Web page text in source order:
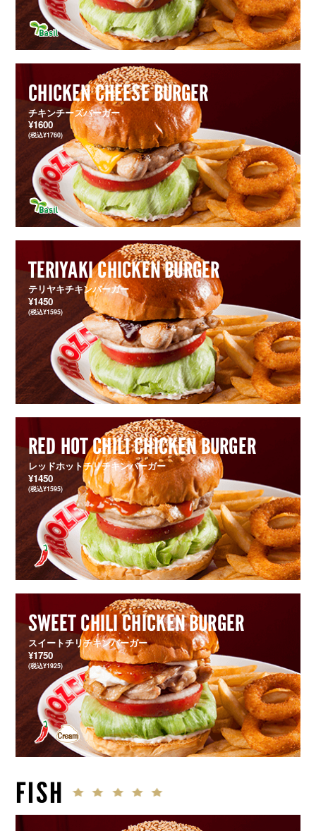
CHICKEN CHEESE BURGER
チキンチーズバーガー
¥1600
(税込¥1760)
TERIYAKI CHICKEN BURGER
テリヤキチキンバーガー
¥1450
(税込¥1595)
RED HOT CHILI CHICKEN BURGER
レッドホットチリチキンバーガー
¥1450
(税込¥1595)
SWEET CHILI CHICKEN BURGER
スイートチリチキンバーガー
¥1750
(税込¥1925)
FISH